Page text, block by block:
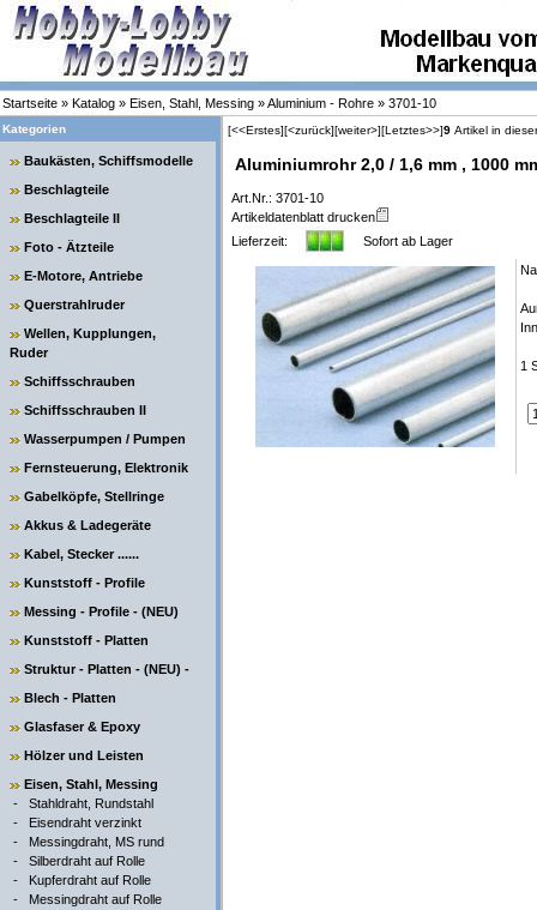
Startseite » Katalog » Eisen, Stahl, Messing »Aluminium - Rohre » 3701-10
Kategorien
Baukästen, Schiffsmodelle
Beschlagteile
Beschlagteile II
Foto - Ätzteile
E-Motore, Antriebe
Querstrahlruder
Wellen, Kupplungen,
Ruder
Schiffsschrauben
Schiffsschrauben II
Wasserpumpen / Pumpen
Fernsteuerung, Elektronik
Gabelköpfe, Stellringe
Akkus & Ladegeräte
Kabel, Stecker ......
Kunststoff - Profile
Messing - Profile - (NEU)
Kunststoff - Platten
Struktur - Platten - (NEU) -
Blech - Platten
Glasfaser & Epoxy
Hölzer und Leisten
Eisen, Stahl, Messing
- Stahldraht, Rundstahl
- Eisendraht verzinkt
- Messingdraht, MS rund
- Silberdraht auf Rolle
- Kupferdraht auf Rolle
- Messingdraht auf Rolle
[<<Erstes][<zurück][weiter>][Letztes>>]9 Artikel in
Aluminiumrohr 2,0 / 1,6 mm , 1000
Art.Nr.: 3701-10
Artikeldatenblatt drucken
Lieferzeit:
Sofort ab Lager
1